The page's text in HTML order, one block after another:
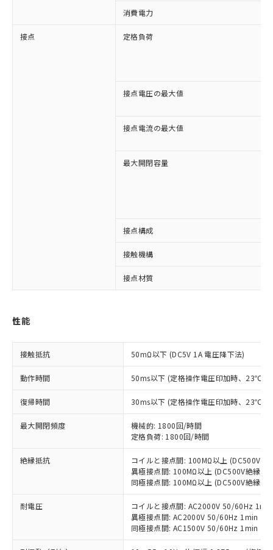
消費電力
接点 定格負荷
接点電圧の最大値
接点電流の最大値
最大開閉容量
接点構成
接触機構
接点材質
性能
接触抵抗 50mΩ以下 (DC5V 1A 電圧降下法)
動作時間 50ms以下 (定格操作電圧印加時、23℃、
復帰時間 30ms以下 (定格操作電圧印加時、23℃、
最大開閉頻度
機械的: 1800回/時間
定格負荷: 1800回/時間
絶縁抵抗
コイルと接点間: 100MΩ以上 (DC500V絶
異極接点間: 100MΩ以上 (DC500V絶縁抵
同極接点間: 100MΩ以上 (DC500V絶縁抵
耐電圧
コイルと接点間: AC2000V 50/60Hz 1min
異極接点間: AC2000V 50/60Hz 1min
同極接点間: AC1500V 50/60Hz 1min
ご利用条件
以下の条件をお読みいただき、同意のうえ
ご利用ください。
本サービスは、当社制御機器事業取扱
商品の当社在庫状況および標準価格
(税抜)を提供させていただくもので
当社制御機器事業取扱商品の中には、
本サービスの対象外となる商品もある
ことをご了承ください。
在庫状況および標準価格照会結果は、
記載している更新日時点での社内デー
対応予定：EU RoHS指令（10物質）の非含
有に対応した製品に切り替える予定のある
商品です。
対応予定なし：EU RoHS指令（10物質）の
非含有に非対応の商品で、対応品を出す予
調査・確認中：EU RoHS指令（10物質）の
非含有の対応状況を調査中または確認中の
非該当品：ライセンス料など無形物で、有
害物質有無と関係のない商品です。
仕入先様の事情により、非含有部品として
いたものが、含有品と判明した場合などや
むを得ず変更することがあります。
*EU RoHS指令（10物質）：
鉛(Pb) 1000ppm以下、 水銀(Hg) 1000ppm以下、 カド
※1 中国RoHS○×表
「○」：最大均質材料含有率が中国RoHSの
基準値以下であることを示します。
「×」：最大均質材料含有率が中国RoHSの
基準値を超えていることを示します。
「－」：未確認です。当社販売部門へお問
当社は、これら貴社製品のうち、外国
為替および外国貿易法に定める商品
（以下｢規制貨物等」という）を輸出
または国外への提供する場合は、日本